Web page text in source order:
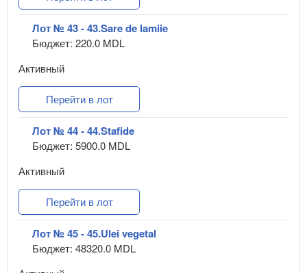
Лот № 43 - 43.Sare de lamiie
Бюджет: 220.0 MDL
Активный
Перейти в лот
Лот № 44 - 44.Stafide
Бюджет: 5900.0 MDL
Активный
Перейти в лот
Лот № 45 - 45.Ulei vegetal
Бюджет: 48320.0 MDL